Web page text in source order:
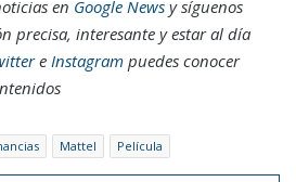
en Google News y síguenos
precisa, interesante y estar al día
e Instagram puedes conocer
Mattel Película